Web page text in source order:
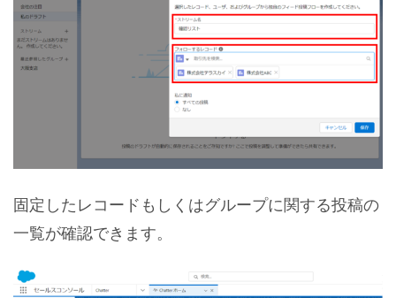
固定したレコードもしくはグループに関する投稿の
一覧が確認できます。